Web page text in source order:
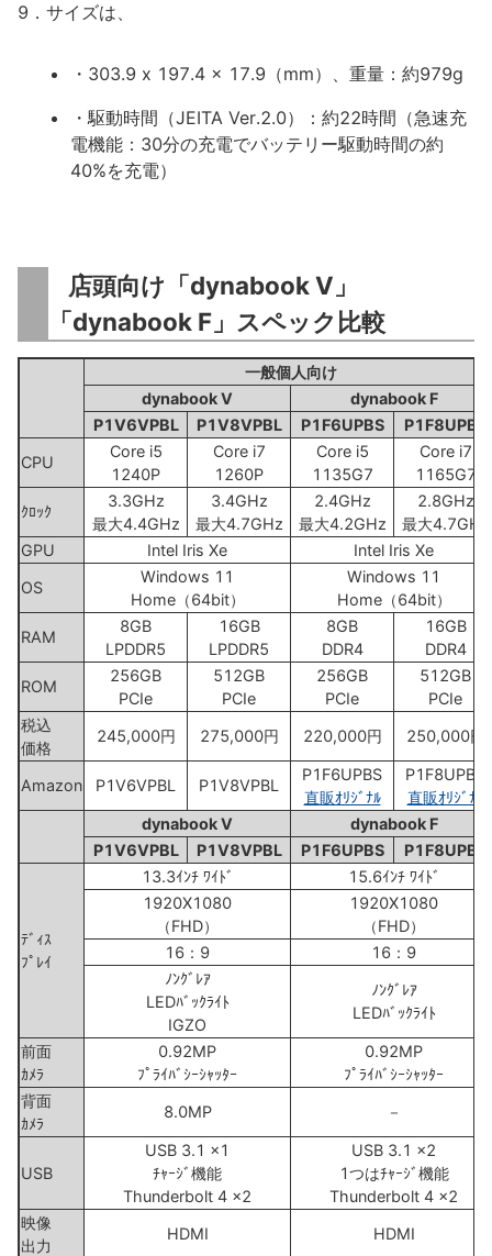
9．サイズは、
・303.9 x 197.4 x 17.9（mm）、重量：約979g
・駆動時間（JEITA Ver.2.0）：約22時間（急速充
電機能：30分の充電でバッテリー駆動時間の約
40%を充電）
店頭向け「dynabook V」
「dynabook F」スペック比較
一般個人向け
dynabook V
dynabook F
P1V6VPBL
P1V8VPBL P1F6UPBS
P1F8UPBS
CPU
Core i5
1240P
Core i7
1260P
Core i5
1135G7
Core i7
1165G7
ｸﾛｯｸ
3.3GHz
最大4.4GHz
3.4GHz
最大4.7GHz
2.4GHz
最大4.2GHz
2.8GHz
最大4.7GHz
GPU
Intel Iris Xe
Intel Iris Xe
OS
Windows 11
Home（64bit）
Windows 11
Home（64bit）
RAM
8GB
LPDDR5
16GB
LPDDR5
8GB
DDR4
16GB
DDR4
ROM
256GB
PCIe
512GB
PCIe
256GB
PCIe
512GB
PCIe
税込
価格
245,000円 275,000円 220,000円 250,000円
Amazon P1V6VPBL P1V8VPBL
P1F6UPBS
直販ｵﾘｼﾞﾅﾙ
P1F8UPBS
直販ｵﾘｼﾞﾅﾙ
dynabook V
dynabook F
P1V6VPBL
P1V8VPBL P1F6UPBS P1F8UPBS
ﾃﾞｨｽ
ﾌﾟﾚｲ
13.3ｲﾝﾁ ﾜｲﾄﾞ
15.6ｲﾝﾁ ﾜｲﾄﾞ
1920X1080
（FHD）
1920X1080
（FHD）
16：9
16：9
ﾉﾝｸﾞﾚｱ
LEDﾊﾞｯｸﾗｲﾄ
IGZO
ﾉﾝｸﾞﾚｱ
LEDﾊﾞｯｸﾗｲﾄ
前面
ｶﾒﾗ
0.92MP
ﾌﾟﾗｲﾊﾞｼｰｼｬｯﾀｰ
0.92MP
ﾌﾟﾗｲﾊﾞｼｰｼｬｯﾀｰ
背面
ｶﾒﾗ
8.0MP －
USB
USB 3.1 x1
ﾁｬｰｼﾞ機能
Thunderbolt 4 x2
USB 3.1 x2
1つはﾁｬｰｼﾞ機能
Thunderbolt 4 x2
映像
出力
HDMI HDMI